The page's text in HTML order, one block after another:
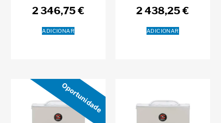
2 346,75€
ADICIONAR
2 438,25€
ADICIONAR
Oportunidade